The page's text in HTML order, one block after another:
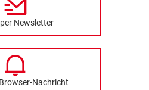
Newsletter
Nachricht